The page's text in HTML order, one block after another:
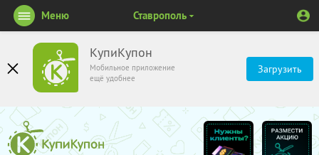
КупиКупон
Мобильное приложение
ещё удобнее
Загрузить
Меню Ставрополь